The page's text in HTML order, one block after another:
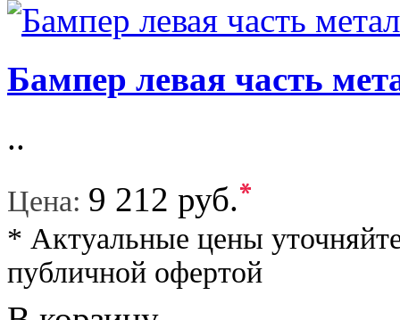
Бампер левая часть
..
Цена: 9 212 руб.*
* Актуальные цены
публичной офертой